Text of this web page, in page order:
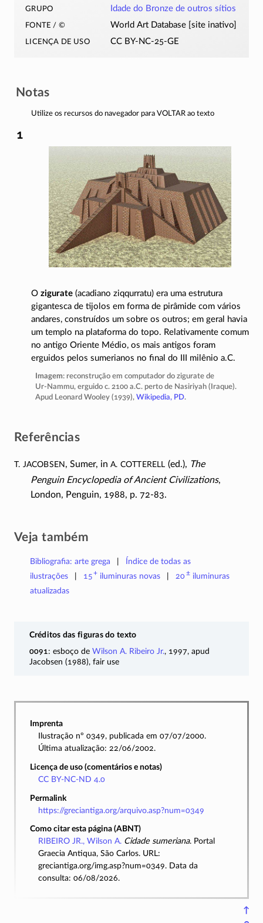
grupo Idade do Bronze de outros sítios
fonte / © World Art Database [site inativo]
licença de uso CC BY-NC-25-GE
Notas
Utilize os recursos do navegador para VOLTAR ao texto
O zigurate(acadiano ziqqurratu) era uma estrutura
gigantesca de tijolos em forma de pirâmide com vários
andares, construídos um sobre os outros; em geral havia
um templo na plataforma do topo. Relativamente comum
no antigo Oriente Médio, os mais antigos foram
erguidos pelos sumerianos no final do III milênio a.C.
Imagem: reconstrução em computador do zigurate de
Ur-Nammu, erguido c. 2100 a.C. perto de Nasiriyah (Iraque).
Apud Leonard Wooley (1939), Wikipedia, PD.
Referências
T. Jacobsen, Sumer, inA. Cotterell (ed.), The
Penguin Encyclopedia of Ancient Civilizations,
London, Penguin, 1988, p. 72-83.
Veja também
Bibliografia: arte grega
Índice de todas as
ilustrações
15+ iluminuras novas 20±iluminuras
atualizadas
Créditos das figuras do texto
0091: esboço de Wilson A. Ribeiro Jr., 1997, apud
Jacobsen (1988), fair use
Imprenta
Ilustração nº 0349, publicada em 07/07/2000.
Última atualização: 22/06/2002.
Licença de uso (comentários e notas)
CC BY-NC-ND 4.0
Permalink
https://greciantiga.org/arquivo.asp?num=0349
Como citar esta página (ABNT)
RIBEIRO JR., Wilson A. Cidade sumeriana. Portal
Graecia Antiqua, São Carlos. URL:
greciantiga.org/img.asp?num=0349. Data da
consulta: 06/08/2026.
↑